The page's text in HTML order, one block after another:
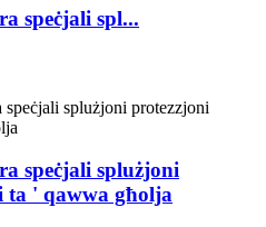
speċjali spl...
speċjali splużjoni
ta ' qawwa għolja